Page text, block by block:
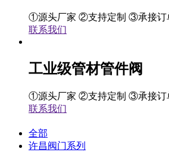
①源头厂家 ②支持定制 ③承接订
联系我们
工业级管材管件阀
①源头厂家 ②支持定制 ③承接订
联系我们
全部
许昌阀门系列